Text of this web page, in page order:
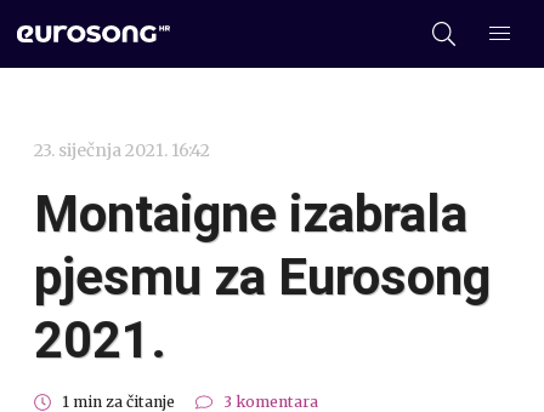
23. siječnja 2021. 16:42
Montaigne izabrala
pjesmu za Eurosong
2021.
1 min za čitanje 3 komentara